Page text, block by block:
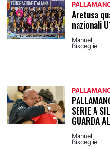
Aretusa
nazionali
Manuel
Bisceglie
SERIE A
GUARDA
Manuel
Bisceglie